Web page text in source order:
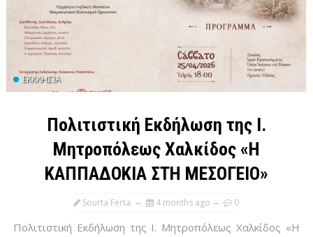
ΕΚΚΛΗΣΊΑ
Πολιτιστική Εκδήλωση της Ι.
Μητροπόλεως Χαλκίδος «Η
ΚΑΠΠΑΔΟΚΙΑ ΣΤΗ ΜΕΣΟΓΕΙΟ»
Sourta Ferta 4 months ago 0
Πολιτιστική Εκδήλωση της Ι. Μητροπόλεως Χαλκίδος «Η